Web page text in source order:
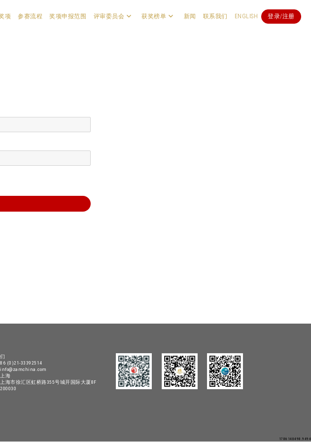
项 参赛流程 奖项申报范围 评审委员会 获奖榜单 新闻 联系我们 ENGLISH 登录/注册
(0)21-33392514
海
海市徐汇区虹桥路355号城开国际大厦8F
1786140498.9494